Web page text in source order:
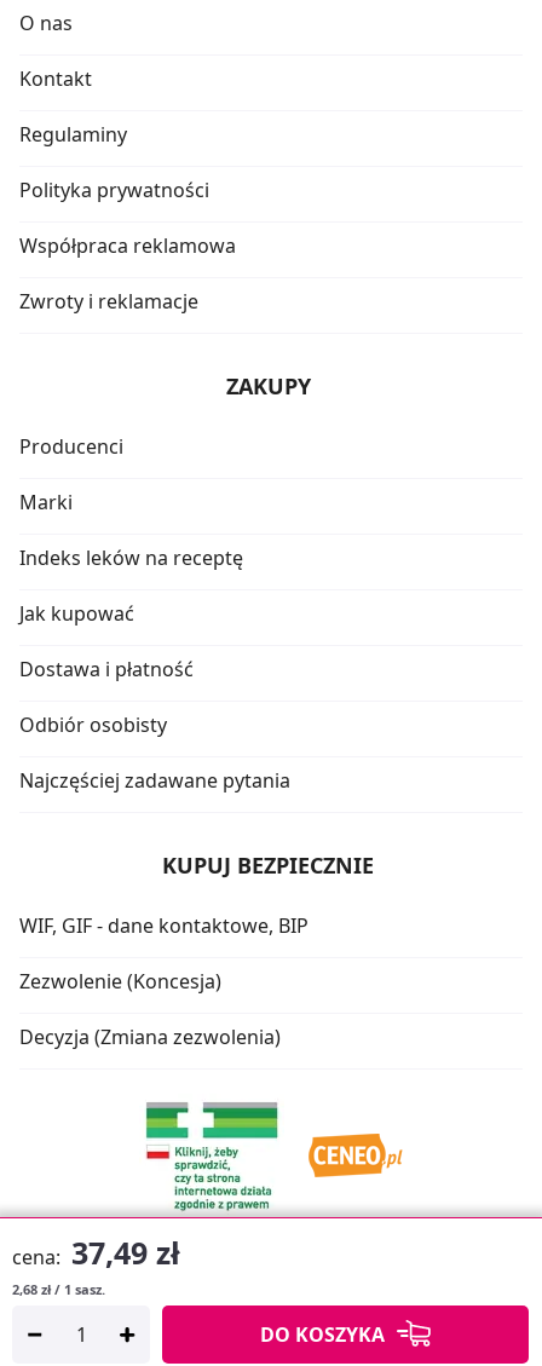
cena: 37,49 zł
2,68 zł / 1 sasz.
DO KOSZYKA
O nas
Kontakt
Regulaminy
Polityka prywatności
Współpraca reklamowa
Zwroty i reklamacje
ZAKUPY
Producenci
Marki
Indeks leków na receptę
Jak kupować
Dostawa i płatność
Odbiór osobisty
Najczęściej zadawane pytania
KUPUJ BEZPIECZNIE
WIF, GIF - dane kontaktowe, BIP
Zezwolenie (Koncesja)
Decyzja (Zmiana zezwolenia)
Copyright © 2026
APTUSSHOP
Projekt strony: MEDICARE.PL iAPTUS.PL